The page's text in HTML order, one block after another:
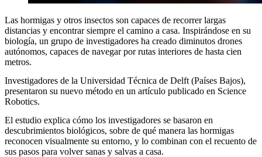
Las hormigas y otros insectos son capaces de recorrer largas
distancias y encontrar siempre el camino a casa. Inspirándose en su
biología, un grupo de investigadores ha creado diminutos drones
autónomos, capaces de navegar por rutas interiores de hasta cien
metros.
Investigadores de la Universidad Técnica de Delft (Países Bajos),
presentaron su nuevo método en un artículo publicado en Science
Robotics.
El estudio explica cómo los investigadores se basaron en
descubrimientos biológicos, sobre de qué manera las hormigas
reconocen visualmente su entorno, y lo combinan con el recuento de
sus pasos para volver sanas y salvas a casa.